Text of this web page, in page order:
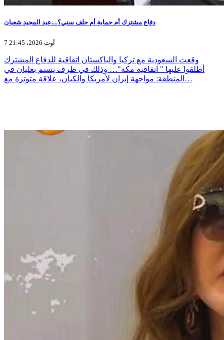
دفاع مشترك أم حماية أم حلف سني؟....عبد المجيد شعبان
7 أوت 2026، 21:45
وقعت السعودية مع تركيا والباكستان اتفاقية للدفاع المشترك
أطلقوا عليها " اتفاقية مكة"… وذلك في ظرف يتسم بغليان في
المنطقة: مواجهة إيران لأمريكا والكيان، علاقة متوترة مع…